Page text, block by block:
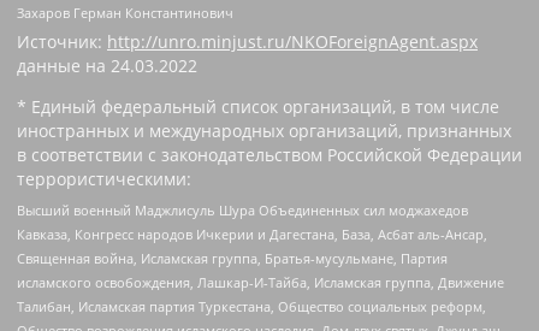
Захаров Герман Константинович
Источник: http://unro.minjust.ru/NKOForeignAgent.aspx
данные на 24.03.2022
* Единый федеральный список организаций, в том числе
иностранных и международных организаций, признанных
в соответствии с законодательством Российской Федерации
террористическими:
Высший военный Маджлисуль Шура Объединенных сил моджахедов
Кавказа, Конгресс народов Ичкерии и Дагестана, База, Асбат аль-Ансар,
Священная война, Исламская группа, Братья-мусульмане, Партия
исламского освобождения, Лашкар-И-Тайба, Исламская группа, Движение
Талибан, Исламская партия Туркестана, Общество социальных реформ,